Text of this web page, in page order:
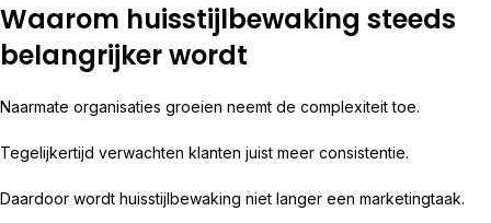
Waarom huisstijlbewaking steeds
belangrijker wordt
Naarmate organisaties groeien neemt de complexiteit toe.
Tegelijkertijd verwachten klanten juist meer consistentie.
Daardoor wordt huisstijlbewaking niet langer een marketingtaak.